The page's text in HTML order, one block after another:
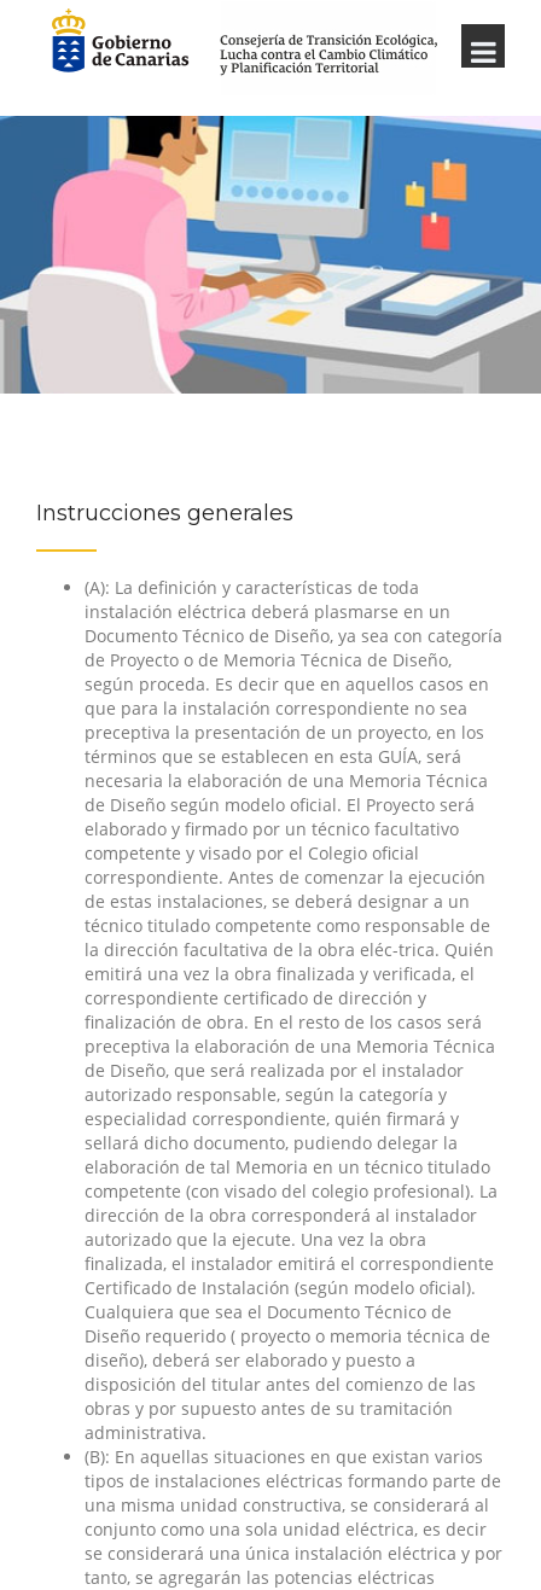
Instrucciones generales
(A): La definición y características de toda
instalación eléctrica deberá plasmarse en un
Documento Técnico de Diseño, ya sea con categoría
de Proyecto o de Memoria Técnica de Diseño,
según proceda. Es decir que en aquellos casos en
que para la instalación correspondiente no sea
preceptiva la presentación de un proyecto, en los
términos que se establecen en esta GUÍA, será
necesaria la elaboración de una Memoria Técnica
de Diseño según modelo oficial. El Proyecto será
elaborado y firmado por un técnico facultativo
competente y visado por el Colegio oficial
correspondiente. Antes de comenzar la ejecución
de estas instalaciones, se deberá designar a un
técnico titulado competente como responsable de
la dirección facultativa de la obra eléc-trica. Quién
emitirá una vez la obra finalizada y verificada, el
correspondiente certificado de dirección y
finalización de obra. En el resto de los casos será
preceptiva la elaboración de una Memoria Técnica
de Diseño, que será realizada por el instalador
autorizado responsable, según la categoría y
especialidad correspondiente, quién firmará y
sellará dicho documento, pudiendo delegar la
elaboración de tal Memoria en un técnico titulado
competente (con visado del colegio profesional). La
dirección de la obra corresponderá al instalador
autorizado que la ejecute. Una vez la obra
finalizada, el instalador emitirá el correspondiente
Certificado de Instalación (según modelo oficial).
Cualquiera que sea el Documento Técnico de
Diseño requerido ( proyecto o memoria técnica de
diseño), deberá ser elaborado y puesto a
disposición del titular antes del comienzo de las
obras y por supuesto antes de su tramitación
administrativa.
(B): En aquellas situaciones en que existan varios
tipos de instalaciones eléctricas formando parte de
una misma unidad constructiva, se considerará al
conjunto como una sola unidad eléctrica, es decir
se considerará una única instalación eléctrica y por
tanto, se agregarán las potencias eléctricas